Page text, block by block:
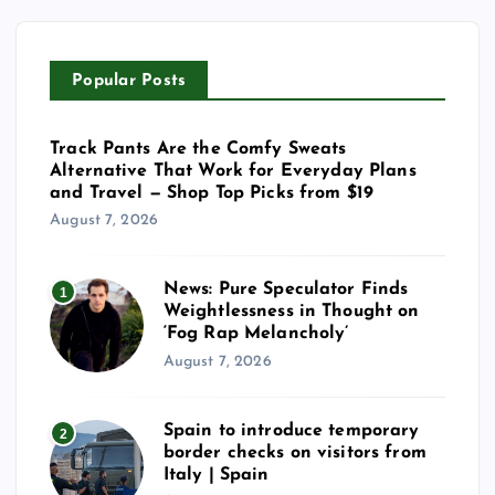
Popular Posts
Track Pants Are the Comfy Sweats
Alternative That Work for Everyday Plans
and Travel — Shop Top Picks from $19
August 7, 2026
1
News: Pure Speculator Finds
Weightlessness in Thought on
‘Fog Rap Melancholy’
August 7, 2026
2
Spain to introduce temporary
border checks on visitors from
Italy | Spain